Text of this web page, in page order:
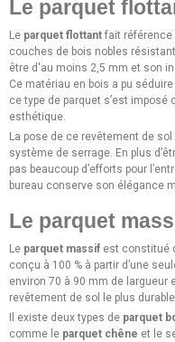
Le parquet
Le parquet flottant fait référence
couches de bois nobles
être d'au moins 2,5 mm et son
Ce matériau en bois a pu
ce type de parquet s’est
esthétique.
La pose de ce revêtement de
système de serrage. En plus
pas beaucoup d’efforts pour
bureau conserve son élégance
Le parquet
Le parquet massif est constitué
conçu à 100 % à partir d’une
environ 70 à 90 mm de largueur
revêtement de sol le plus
Il existe deux types de parquet
comme le parquet chêne et le